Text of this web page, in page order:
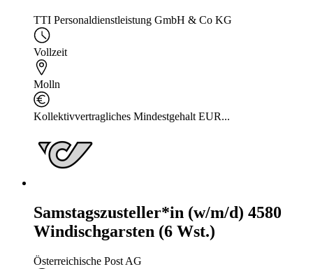
TTI Personaldienstleistung GmbH & Co KG
Vollzeit
Molln
Kollektivvertragliches Mindestgehalt EUR...
Samstagszusteller*in (w/m/d) 4580
Windischgarsten (6 Wst.)
Österreichische Post AG